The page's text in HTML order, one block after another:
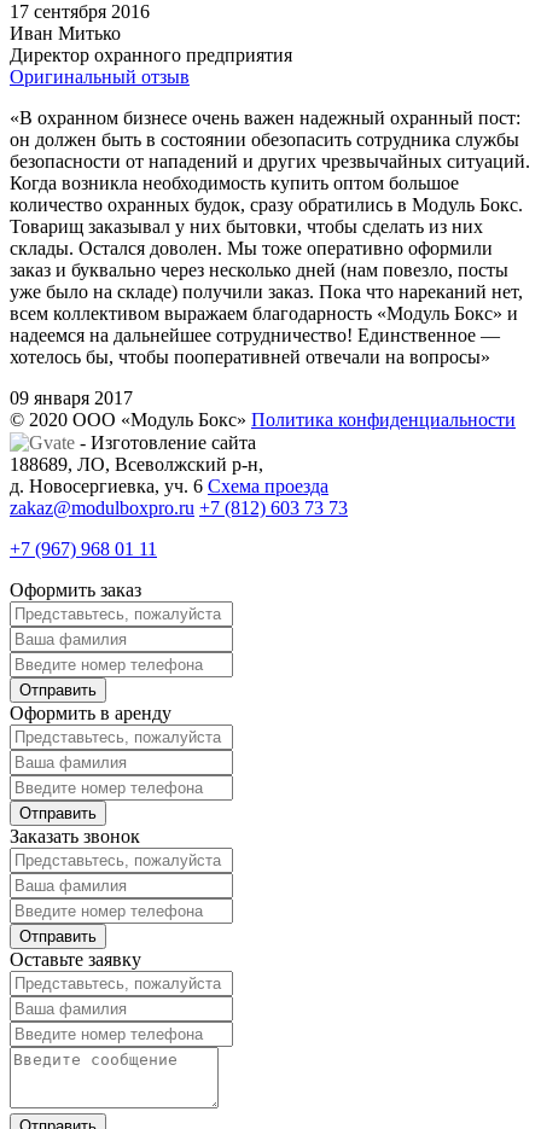
17 сентября 2016
Иван Митько
Директор охранного предприятия
Оригинальный отзыв
«В охранном бизнесе очень важен надежный охранный пост:
он должен быть в состоянии обезопасить сотрудника службы
безопасности от нападений и других чрезвычайных ситуаций.
Когда возникла необходимость купить оптом большое
количество охранных будок, сразу обратились в Модуль Бокс.
Товарищ заказывал у них бытовки, чтобы сделать из них
склады. Остался доволен. Мы тоже оперативно оформили
заказ и буквально через несколько дней (нам повезло, посты
уже было на складе) получили заказ. Пока что нареканий нет,
всем коллективом выражаем благодарность «Модуль Бокс» и
надеемся на дальнейшее сотрудничество! Единственное —
хотелось бы, чтобы пооперативней отвечали на вопросы»
09 января 2017
© 2020 ООО «Модуль Бокс» Политика конфиденциальности
- Изготовление сайта
188689, ЛО, Всеволжский р-н,
д. Новосергиевка, уч. 6 Схема проезда
zakaz@modulboxpro.ru +7 (812) 603 73 73
+7 (967) 968 01 11
Оформить заказ
Оформить в аренду
Заказать звонок
Оставьте заявку